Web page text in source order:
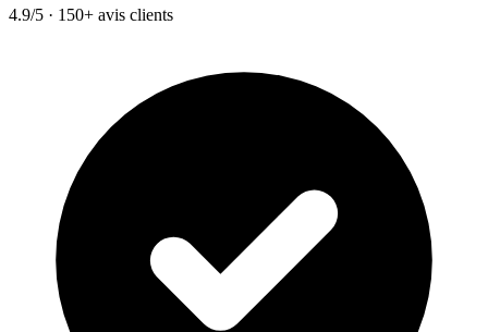
4.9/5 · 150+ avis clients